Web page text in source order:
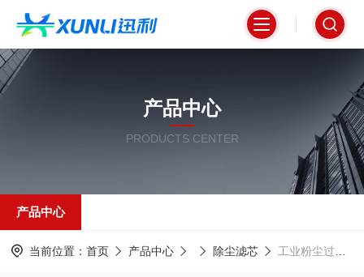
产品中心
PRODUCTS CENTER
产品中心
当前位置： 首页 产品中心 除尘滤芯 工业粉尘过滤专用除尘滤器320*900mm滤芯